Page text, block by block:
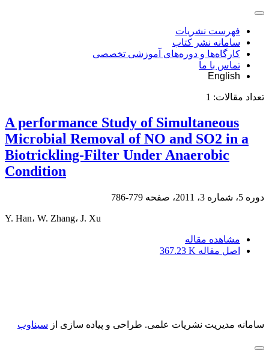
فهرست نشریات
سامانه نشر کتاب
کارگاه‌ها و دوره‌های آموزشی تخصصی
تماس با ما
English
تعداد مقالات: 1
A performance Study of Simultaneous
Microbial Removal of NO and SO2 in a
Biotrickling-Filter Under Anaerobic
Condition
دوره 5، شماره 3، 2011، صفحه 779-786
Y. Han، W. Zhang، J. Xu
مشاهده مقاله
اصل مقاله 367.23 K
سامانه مدیریت نشریات علمی. طراحی و پیاده سازی از سیناوب